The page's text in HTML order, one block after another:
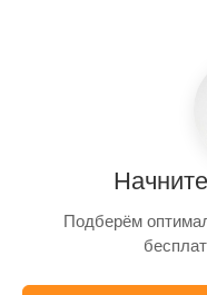
Подберём